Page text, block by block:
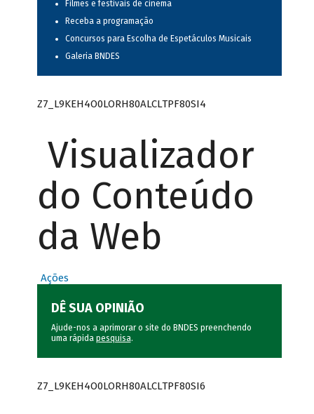
Filmes e festivais de cinema
Receba a programação
Concursos para Escolha de Espetáculos Musicais
Galeria BNDES
Z7_L9KEH4O0LORH80ALCLTPF80SI4
Visualizador
do Conteúdo
da Web
Ações
DÊ SUA OPINIÃO
Ajude-nos a aprimorar o site do BNDES preenchendo
uma rápida pesquisa.
Z7_L9KEH4O0LORH80ALCLTPF80SI6